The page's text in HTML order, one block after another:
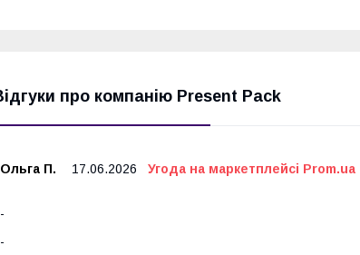
про компанію Present Pack
Ольга П. 17.06.2026 Угода на маркетплейсі Prom.ua